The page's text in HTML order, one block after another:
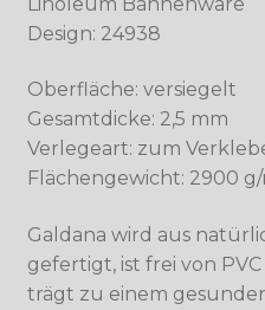
Design: 24938
Oberfläche: versiegelt
Gesamtdicke: 2,5 mm
Verlegeart: zum
Flächengewicht: 2900 g/
Galdana wird aus
gefertigt, ist frei von
trägt zu einem